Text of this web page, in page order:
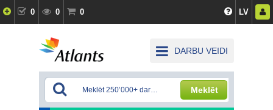
0 0 0 LV
DARBU VEIDI
Meklēt